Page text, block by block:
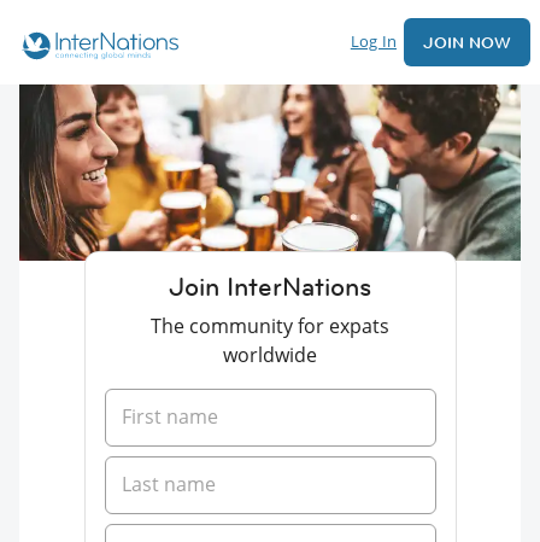
Log In JOIN NOW
Join InterNations
The community for expats
worldwide